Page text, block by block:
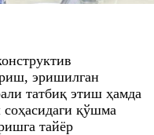
эришилган
татбиқ этиш ҳамда
қўшма
тайёр